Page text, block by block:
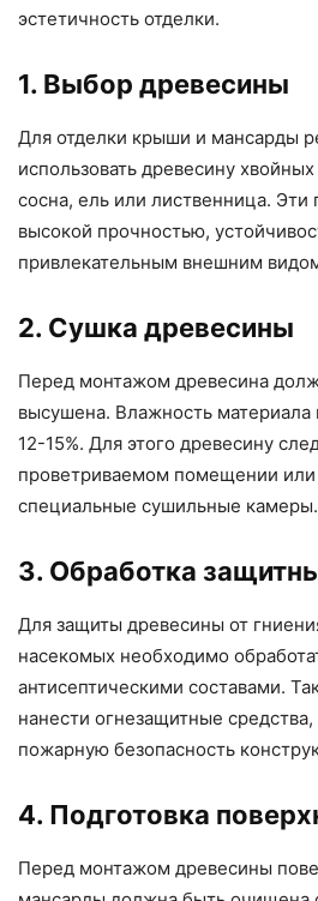
эстетичность отделки.
1. Выбор древесины
Для отделки крыши и мансарды
использовать древесину
сосна, ель или лиственница.
высокой прочностью,
привлекательным внешним
2. Сушка древесины
Перед монтажом древесина
высушена. Влажность
12-15%. Для этого древесину
проветриваемом помещении или
специальные сушильные камеры.
3. Обработка
Для защиты древесины от
насекомых необходимо
антисептическими составами.
нанести огнезащитные
пожарную безопасность
4. Подготовка
Перед монтажом древесины